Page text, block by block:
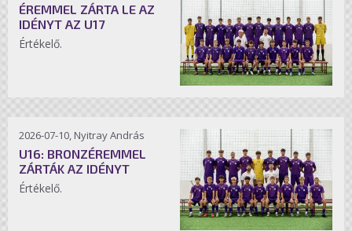
ÉREMMEL ZÁRTA LE AZ
IDÉNYT AZ U17
Értékelő.
2026-07-10, Nyitray András
U16: BRONZÉREMMEL
ZÁRTÁK AZ IDÉNYT
Értékelő.